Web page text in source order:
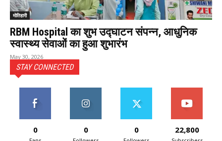
मोतिहारी
RBM Hospital का शुभ उद्घाटन संपन्न, आधुनिक
स्वास्थ्य सेवाओं का हुआ शुभारंभ
May 30, 2026
STAY CONNECTED
0 0 0 22,800